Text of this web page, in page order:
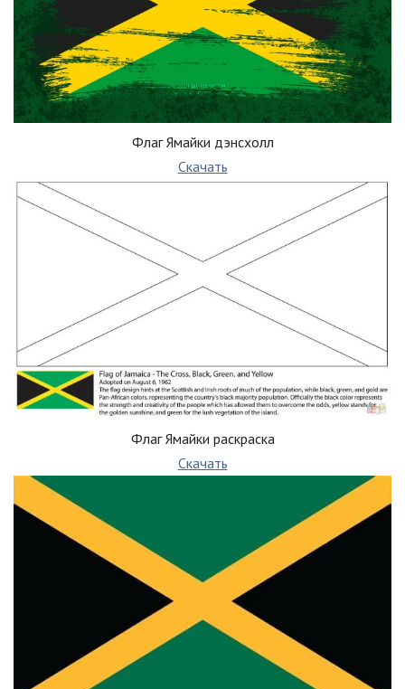
Флаг Ямайки дэнсхолл
Скачать
Флаг Ямайки раскраска
Скачать